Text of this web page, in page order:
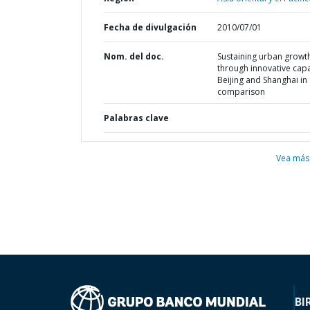
Fecha de divulgación 2010/07/01
Nom. del doc.
Sustaining urban
through innovative
Beijing and Shanghai in
comparison
Palabras clave
Vea más